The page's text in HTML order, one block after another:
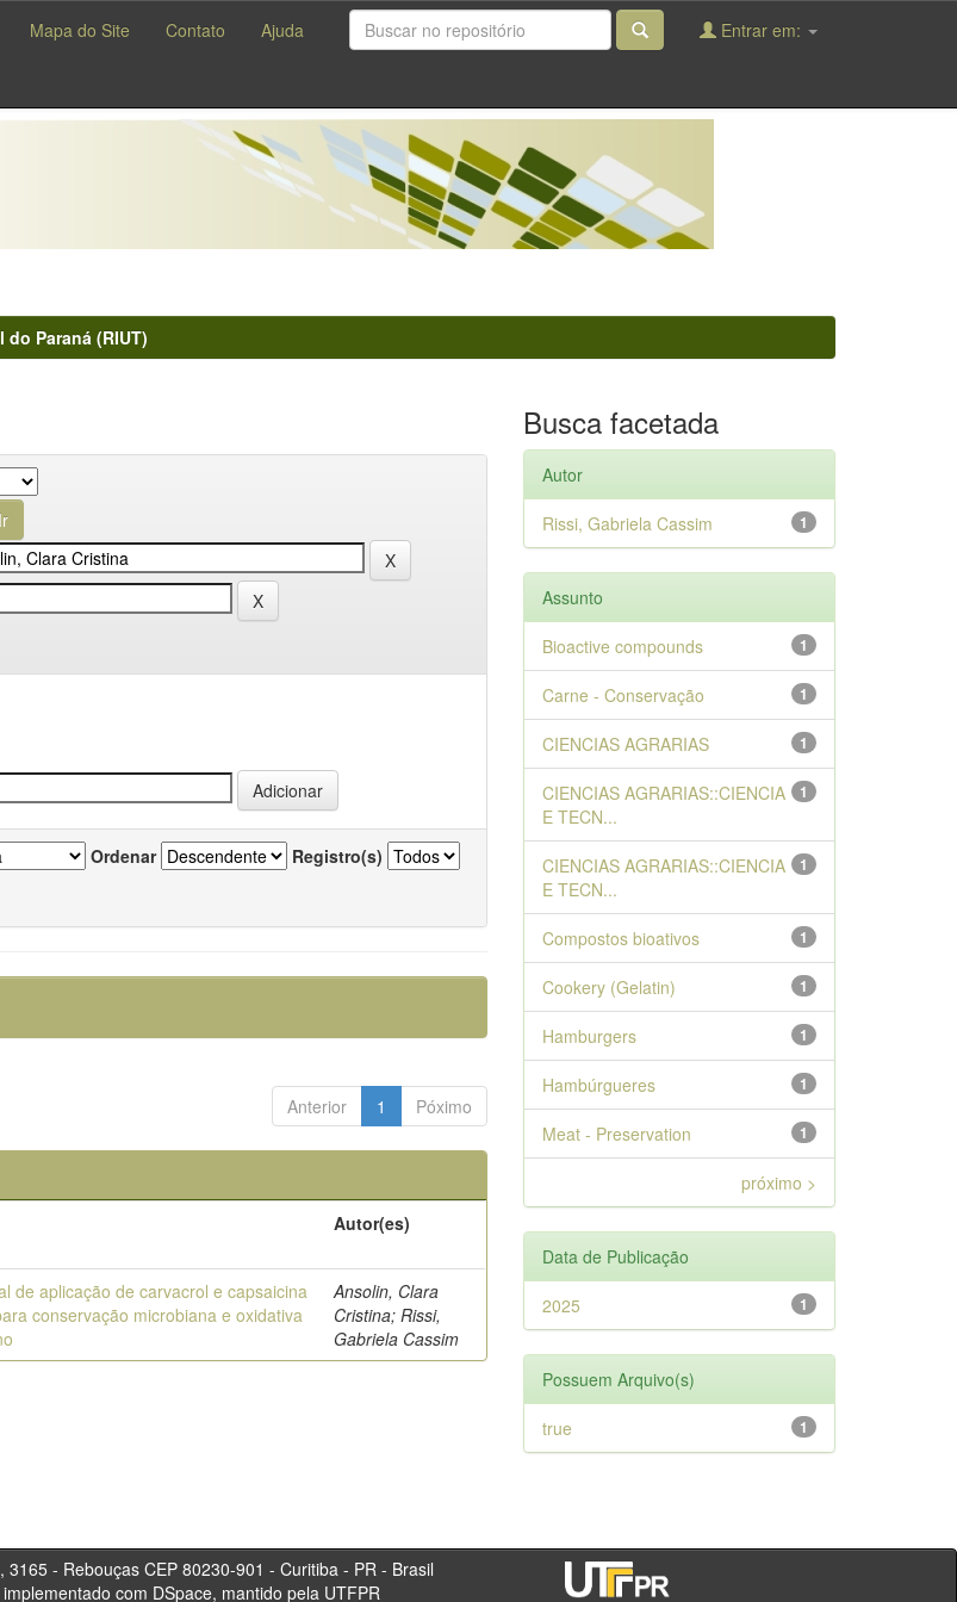
Mapa do Site Contato Ajuda Entrar em:
Paraná (RIUT)
Ordenar Registro(s)
Anterior 1 Póximo
Autor(es)
de aplicação de carvacrol e capsaicina
conservação microbiana e oxidativa
Ansolin, Clara
Cristina; Rissi,
Gabriela Cassim
Busca facetada
Autor
1
Rissi, Gabriela Cassim
Assunto
1
Bioactive compounds
1
Carne - Conservação
1
CIENCIAS AGRARIAS
1
CIENCIAS AGRARIAS::CIENCIA
E TECN...
1
CIENCIAS AGRARIAS::CIENCIA
E TECN...
1
Compostos bioativos
1
Cookery (Gelatin)
1
Hamburgers
1
Hambúrgueres
1
Meat - Preservation
próximo >
Data de Publicação
1
2025
Possuem Arquivo(s)
1
true
- Rebouças CEP 80230-901 - Curitiba - PR - Brasil
com DSpace, mantido pela UTFPR